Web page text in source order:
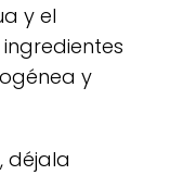
y el
y
déjala